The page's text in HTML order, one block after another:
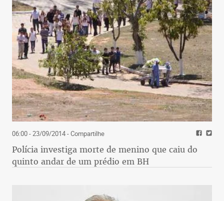
06:00 - 23/09/2014- Compartilhe
Polícia investiga morte de menino que caiu do
quinto andar de um prédio em BH